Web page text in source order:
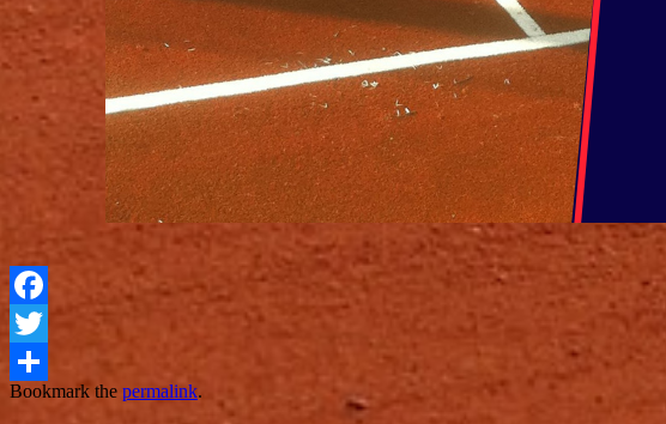
Facebook
Twitter
Partager
Bookmark the permalink.